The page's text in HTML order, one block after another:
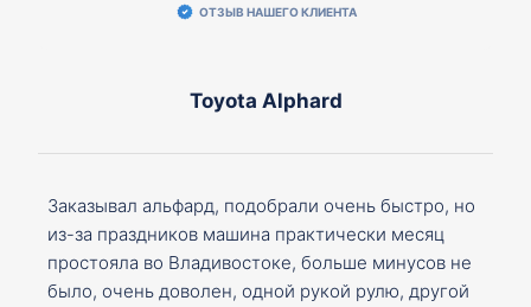
ОТЗЫВ НАШЕГО КЛИЕНТА
Toyota Alphard
Заказывал альфард, подобрали очень быстро, но
из-за праздников машина практически месяц
простояла во Владивостоке, больше минусов не
было, очень доволен, одной рукой рулю, другой